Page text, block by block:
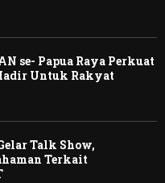
se- Papua Raya Perkuat
Untuk Rakyat
Talk Show,
Terkait